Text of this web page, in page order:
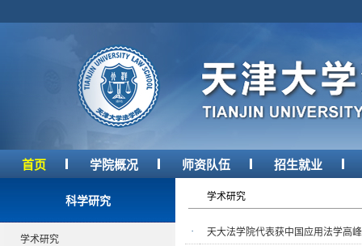
首页 学院概况 师资队伍 招生就业
科学研究
学术研究
学术研究
· 天大法学院代表获中国应用法学高